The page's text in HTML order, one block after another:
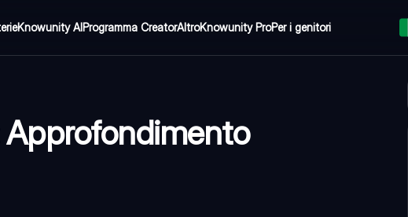
Knowunity AIProgramma CreatorAltroKnowunity ProPer i genitori
Approfondimento